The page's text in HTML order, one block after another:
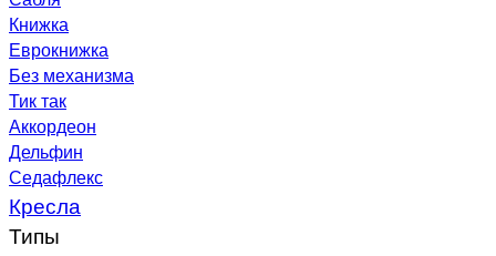
Книжка
Еврокнижка
Без механизма
Тик так
Аккордеон
Дельфин
Седафлекс
Кресла
Типы